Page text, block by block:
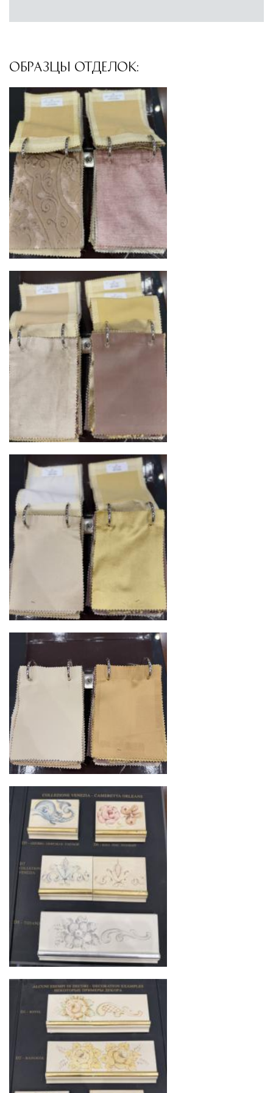
сохранностью продукции.
Глобальная сеть распределительных
центров
Помимо Москвы, мы располагаем
логистическими узлами в ключевых
международных хабах:
Дубай, ОАЭ— региональный центр для
Ближнего Востока и Азии
Кипр— распределительная база для
Средиземноморского региона
Лондон, Великобритания—
логистический хаб для европейского рынка
— центр доставки для
североамериканского сегмента
Другие страны Европы— расширенная
сеть партнёрских складов
Условия доставки по Москве и Московской
Для клиентов Москвы и МО предусмотрены
следующие услуги:
Доставка до адреса
— транспортировка
товара от нашего склада непосредственно к
месту назначения с соблюдением сроков
Профессиональная выгрузка
квалифицированные грузчики
осуществляют разгрузку с применением
специального оборудования и техники
Подъём на этажи— доставка мебели и
дверных блоков в квартиры и офисы с
средств
Распаковка и расстановка
распаковывают товар и устанавливают его в
указанное место
Вывоз упаковочного материала
очистка помещения от тары и упаковки
Гарантийная проверка— осмотр товара на
доставке
Сроки доставкиСтандартная доставка по
Москве осуществляется в течение 3-5 рабочих
дней. Для Московской области сроки зависят
от удалённости объекта и варьируются от 5 до
10 рабочих дней. Возможна срочная доставка
при наличии свободных логистических
ресурсов.
Управление логистикой и контроль
качества
Каждый заказ отслеживается в режиме
реального времени через систему GPS-
мониторинга. Наша команда логистических
специалистов с опытом работы в
международной доставке обеспечивает
полную сохранность груза, соблюдение
температурного режима и защиту от
ОБРАЗЦЫ ОТДЕЛОК: